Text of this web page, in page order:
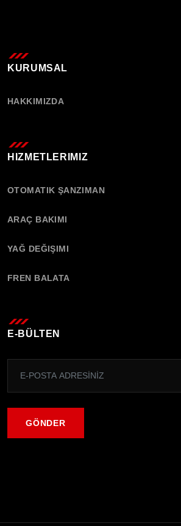
KURUMSAL
HAKKIMIZDA
HIZMETLERIMIZ
OTOMATIK ŞANZIMAN
ARAÇ BAKIMI
YAĞ DEĞIŞIMI
FREN BALATA
E-BÜLTEN
GÖNDER
GÖNDER